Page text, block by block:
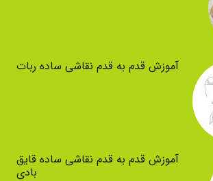
آموزش قدم به قدم نقاشی ساده ربات
آموزش قدم به قدم نقاشی ساده قایق
بادی